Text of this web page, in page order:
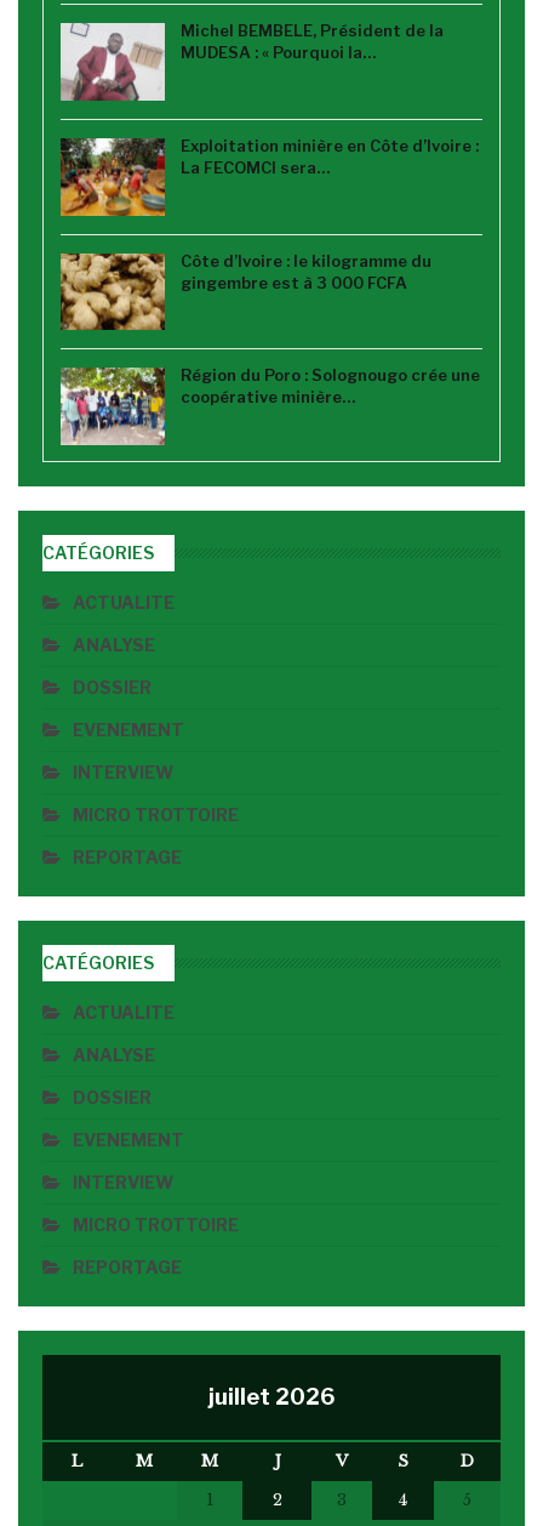
Michel BEMBELE, Président de la
MUDESA : « Pourquoi la…
Exploitation minière en Côte d’Ivoire :
La FECOMCI sera…
Côte d’Ivoire : le kilogramme du
gingembre est à 3 000 FCFA
Région du Poro : Solognougo crée une
coopérative minière…
CATÉGORIES
ACTUALITE
ANALYSE
DOSSIER
EVENEMENT
INTERVIEW
MICRO TROTTOIRE
REPORTAGE
CATÉGORIES
ACTUALITE
ANALYSE
DOSSIER
EVENEMENT
INTERVIEW
MICRO TROTTOIRE
REPORTAGE
juillet 2026
L M M J V S
D
1
2 3 4
5